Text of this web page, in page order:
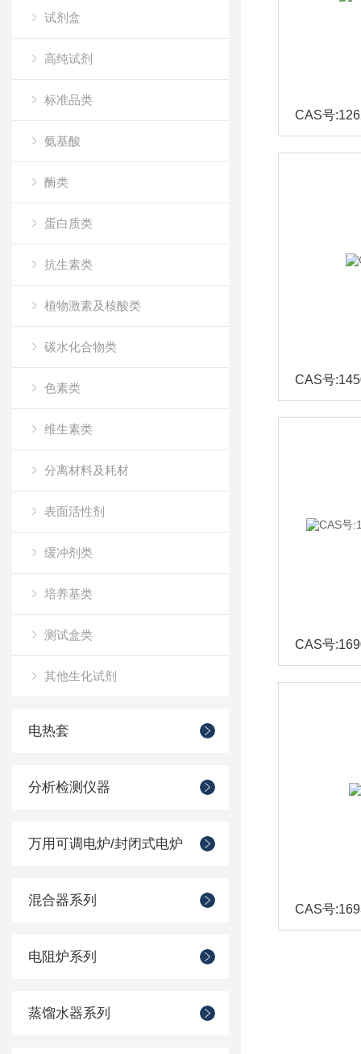
试剂盒
高纯试剂
标准品类
氨基酸
酶类
蛋白质类
抗生素类
植物激素及核酸类
碳水化合物类
色素类
维生素类
分离材料及耗材
表面活性剂
缓冲剂类
培养基类
测试盒类
其他生化试剂
电热套
分析检测仪器
万用可调电炉/封闭式电炉
混合器系列
电阻炉系列
蒸馏水器系列
CAS号
CAS号
CAS号